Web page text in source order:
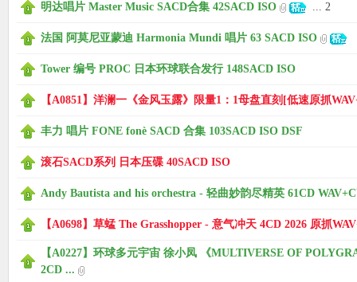
明达唱片 Master Music SACD合集 42SACD ISO ... 2
法国 阿莫尼亚蒙迪 Harmonia Mundi 唱片 63 SACD ISO
Tower 编号 PROC 日本环球联合发行 148SACD ISO
【A0851】洋澜一《金风玉露》限量1：1母盘直刻[低速原抓
丰力 唱片 FONE fonè SACD 合集 103SACD ISO DSF
滚石SACD系列 日本压碟 40SACD ISO
Andy Bautista and his orchestra - 轻曲妙韵尽精英 61CD
【A0698】草蜢 The Grasshopper - 意气冲天 4CD 2026 原抓
【A0227】环球多元宇宙 徐小凤 《MULTIVERSE OF
2CD ...